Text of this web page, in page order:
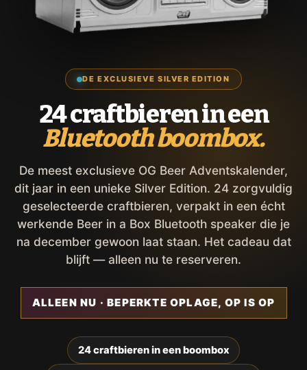
DE EXCLUSIEVE SILVER EDITION
24 craftbieren in een
Bluetooth boombox.
De meest exclusieve OG Beer Adventskalender,
dit jaar in een unieke Silver Edition. 24 zorgvuldig
geselecteerde craftbieren, verpakt in een écht
werkende Beer in a Box Bluetooth speaker die je
na december gewoon laat staan. Het cadeau dat
blijft — alleen nu te reserveren.
ALLEEN NU · BEPERKTE OPLAGE, OP IS OP
24 craftbieren in een boombox